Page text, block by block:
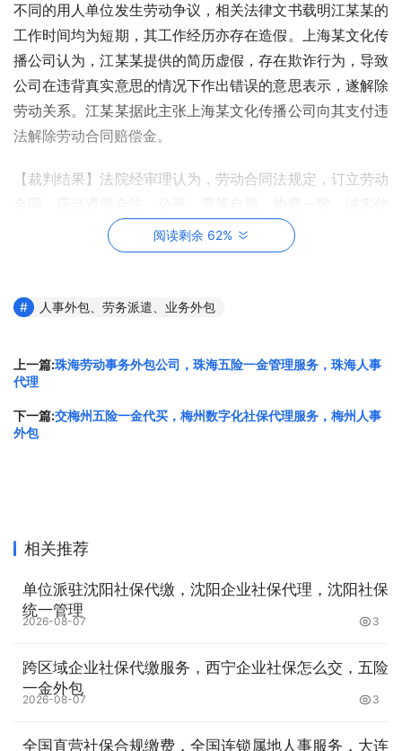
不同的用人单位发生劳动争议，相关法律文书载明江某某的
工作时间均为短期，其工作经历亦存在造假。上海某文化传
播公司认为，江某某提供的简历虚假，存在欺诈行为，导致
公司在违背真实意思的情况下作出错误的意思表示，遂解除
劳动关系。江某某据此主张上海某文化传播公司向其支付违
法解除劳动合同赔偿金。
【裁判结果】法院经审理认为，劳动合同法规定，订立劳动
用的原则。以欺诈、胁迫的手段或乘人之危，使对方在违背
真实意思的情况下订立劳动合同的，劳动合同无效。
江某某向上海某文化传播公司提供的简历中的教育经历、工
作经历与实际情况严重不符，江某某违反诚信原则，提供与
导致上海某文化传播公司基于此陷入错误而在违背真实意思
错，劳动合同被确认无效，故对江某某的诉讼请求未予支
础，劳动者提供虚假学历、伪造工作经历等行为，直接违背
根据《劳动合同法》第二十六条，以欺诈手段使对方在违背
严重扰乱正常用工秩序的行为，法院依法认定劳动合同无
效，并驳回其违法解除赔偿金的请求，传递了“虚假履历不
受法律保护”的鲜明导向，有助于引导劳动者如实提供求职
信息，杜绝“碰瓷式”就业；同时鼓励用人单位在招䀻中加强
阅读剩余 62%
人事外包、劳务派遣、业务外包
上一篇:珠海劳动事务外包公司，珠海五险一金管理服务，珠海人事
代理
下一篇:交梅州五险一金代买，梅州数字化社保代理服务，梅州人事
外包
相关推荐
单位派驻沈阳社保代缴，沈阳企业社保代理，沈阳社保
统一管理
2026-08-07 3
跨区域企业社保代缴服务，西宁企业社保怎么交，五险
一金外包
2026-08-07 3
全国直营社保合规缴费，全国连锁属地人事服务，大连